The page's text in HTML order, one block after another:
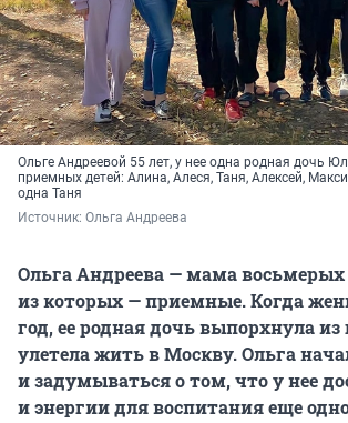
Ольге Андреевой 55 лет, у нее одна родная дочь
приемных детей: Алина, Алеся, Таня, Алексей,
одна Таня
Источник: Ольга Андреева
Ольга Андреева — мама восьмерых
из которых — приемные. Когда
год, ее родная дочь выпорхнула из
улетела жить в Москву. Ольга
и задумываться о том, что у нее
и энергии для воспитания еще